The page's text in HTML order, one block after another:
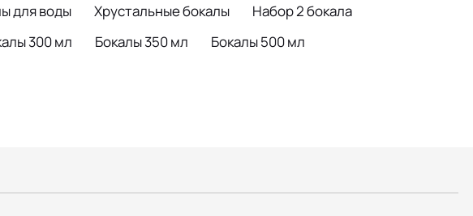
для воды Хрустальные бокалы
Набор 2 бокала
300 мл Бокалы 350 мл Бокалы 500 мл